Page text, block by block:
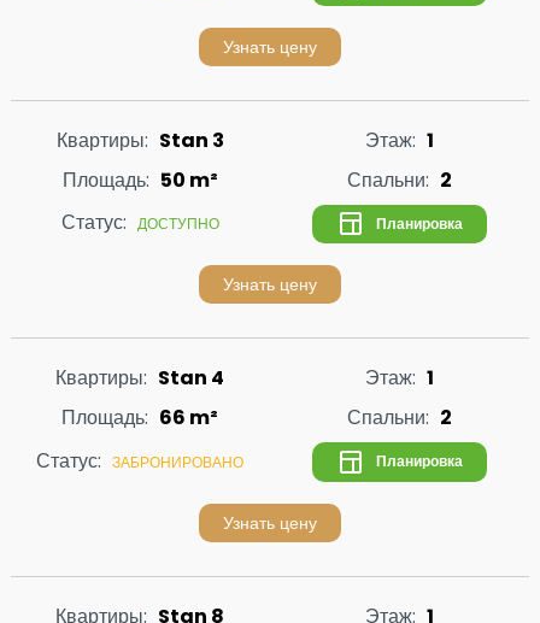
Узнать цену
Квартиры: Stan 3 Этаж: 1
Площадь: 50 m² Спальни: 2
Статус: ДОСТУПНО Планировка
Узнать цену
Квартиры: Stan 4 Этаж: 1
Площадь: 66 m² Спальни: 2
Статус:
ЗАБРОНИРОВАНО Планировка
Узнать цену
Квартиры: Stan 8 Этаж: 1